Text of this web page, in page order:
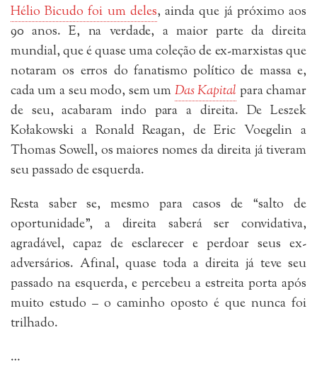
Hélio Bicudo foi um deles, ainda que já próximo aos
90 anos. E, na verdade, a maior parte da direita
mundial, que é quase uma coleção de ex-marxistas que
notaram os erros do fanatismo político de massa e,
cada um a seu modo, sem um Das Kapital para chamar
de seu, acabaram indo para a direita. De Leszek
Kołakowski a Ronald Reagan, de Eric Voegelin a
Thomas Sowell, os maiores nomes da direita já tiveram
seu passado de esquerda.
Resta saber se, mesmo para casos de “salto de
oportunidade”, a direita saberá ser convidativa,
agradável, capaz de esclarecer e perdoar seus ex-
adversários. Afinal, quase toda a direita já teve seu
passado na esquerda, e percebeu a estreita porta após
muito estudo – o caminho oposto é que nunca foi
trilhado.
…